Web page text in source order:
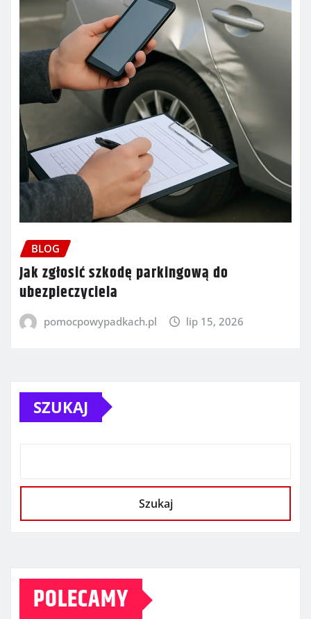
BLOG
Jak zgłosić szkodę parkingową do
ubezpieczyciela
pomocpowypadkach.pl lip 15, 2026
SZUKAJ
Szukaj
POLECAMY